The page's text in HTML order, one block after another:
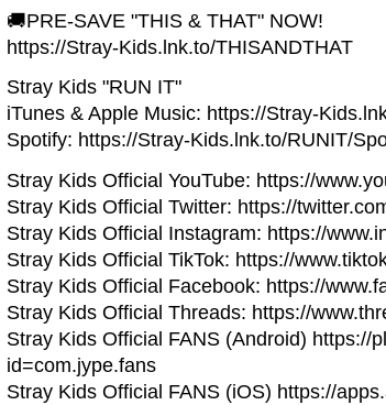
🚚PRE-SAVE "THIS & THAT" NOW!
https://Stray-Kids.lnk.to/THISANDTHAT
Stray Kids "RUN IT"
iTunes & Apple Music: https://Stray-
Spotify: https://Stray-Kids.lnk.to/RUNIT/
Stray Kids Official YouTube: https://
Stray Kids Official Twitter: https://
Stray Kids Official Instagram: https://
Stray Kids Official TikTok: https://
Stray Kids Official Facebook: https://
Stray Kids Official Threads: https://
Stray Kids Official FANS (Android) https://
id=com.jype.fans
Stray Kids Official FANS (iOS) https://